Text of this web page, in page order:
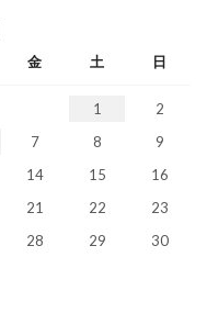
金 土 日
1
2
7 8
9
14 15
16
21 22
23
28 29
30